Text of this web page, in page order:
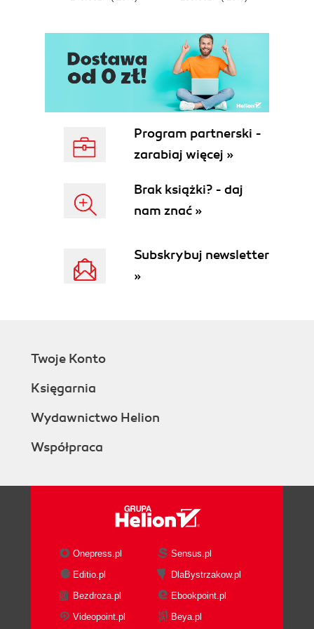
Program partnerski -
zarabiaj więcej »
Brak książki? - daj
nam znać »
Subskrybuj newsletter
»
Twoje Konto
Księgarnia
Wydawnictwo Helion
Współpraca
Onepress.pl
Sensus.pl
Editio.pl
DlaBystrzakow.pl
Bezdroza.pl
Ebookpoint.pl
Videopoint.pl
Beya.pl